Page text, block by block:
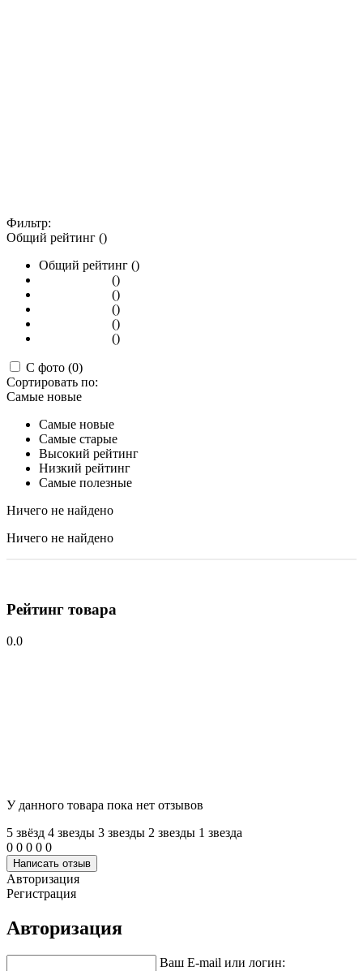
Фильтр:
Общий рейтинг ()
Общий рейтинг ()
()
()
()
()
()
С фото (0)
Сортировать по:
Самые новые
Самые новые
Самые старые
Высокий рейтинг
Низкий рейтинг
Самые полезные
Ничего не найдено
Ничего не найдено
Рейтинг товара
0.0
У данного товара пока нет отзывов
5 звёзд 4 звeзды 3 звeзды 2 звeзды 1 звeзда
0 0 0 0 0
Написать отзыв
Авторизация
Регистрация
Авторизация
Ваш E-mail или логин: